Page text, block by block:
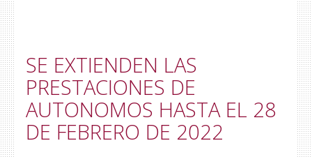
SE EXTIENDEN LAS
PRESTACIONES DE
AUTONOMOS HASTA EL 28
DE FEBRERO DE 2022